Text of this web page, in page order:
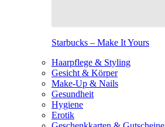
Starbucks – Make It Yours
Haarpflege & Styling
Gesicht & Körper
Make-Up & Nails
Gesundheit
Hygiene
Erotik